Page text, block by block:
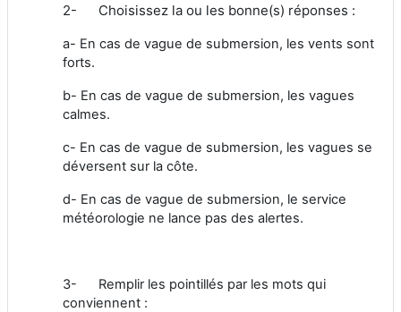
2- Choisissez la ou les bonne(s) réponses :
a- En cas de vague de submersion, les vents sont
forts.
b- En cas de vague de submersion, les vagues
calmes.
c- En cas de vague de submersion, les vagues se
déversent sur la côte.
d- En cas de vague de submersion, le service
météorologie ne lance pas des alertes.
3- Remplir les pointillés par les mots qui
conviennent :